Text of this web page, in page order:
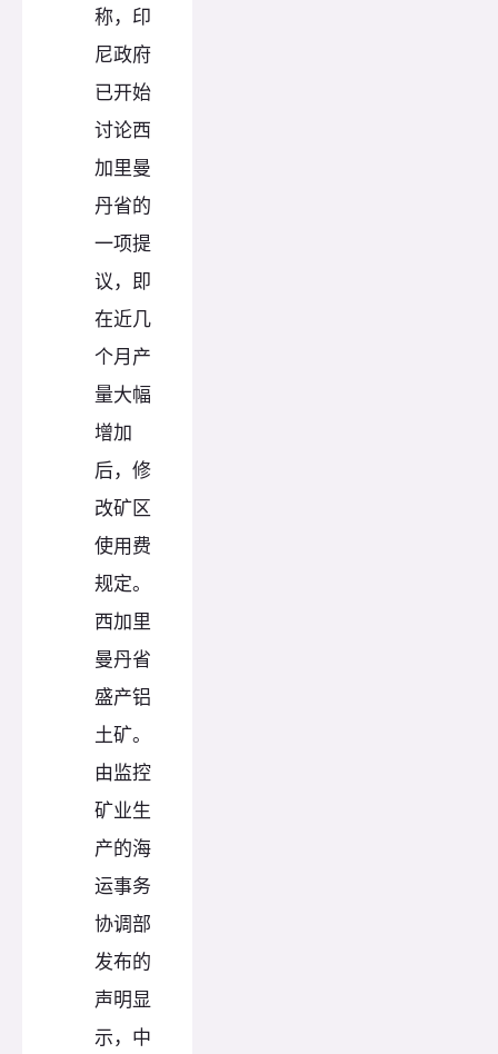
称，印
尼政府
已开始
讨论西
加里曼
丹省的
一项提
议，即
在近几
个月产
量大幅
增加
后，修
改矿区
使用费
规定。
西加里
曼丹省
盛产铝
土矿。
由监控
矿业生
产的海
运事务
协调部
发布的
声明显
示，中